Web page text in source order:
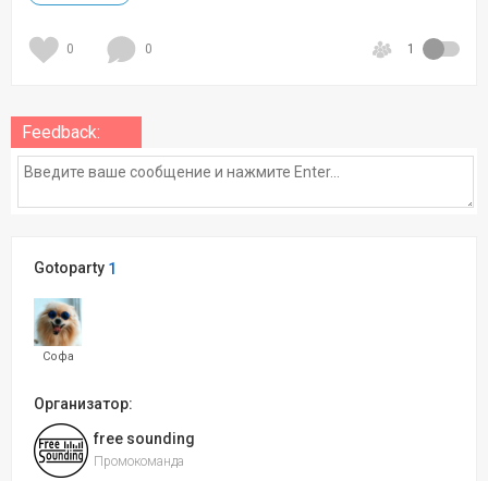
0 0 1
Feedback:
Gotoparty 1
Софа
Организатор:
free sounding
Промокоманда